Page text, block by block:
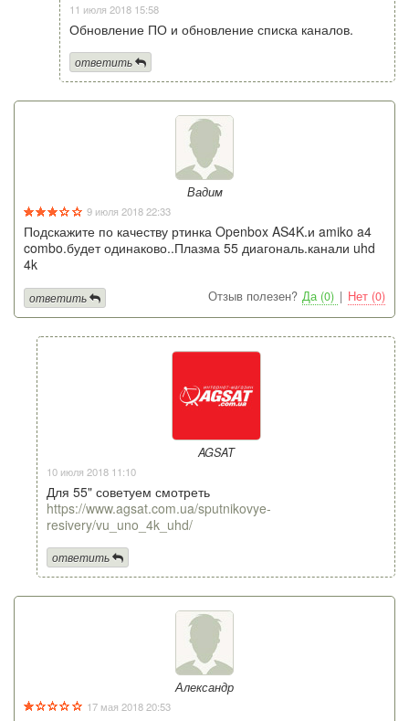
11 июля 2018 15:58
Обновление ПО и обновление списка каналов.
ответить
Вадим
9 июля 2018 22:33
Подскажите по качеству ртинка Openbox AS4K.и amiko a4
combo.будет одинаково..Плазма 55 диагональ.канали uhd
4k
Отзыв полезен? Да (0) | Нет (0)
ответить
AGSAT
10 июля 2018 11:10
Для 55" советуем смотреть
https://www.agsat.com.ua/sputnikovye-
resivery/vu_uno_4k_uhd/
ответить
Александр
17 мая 2018 20:53